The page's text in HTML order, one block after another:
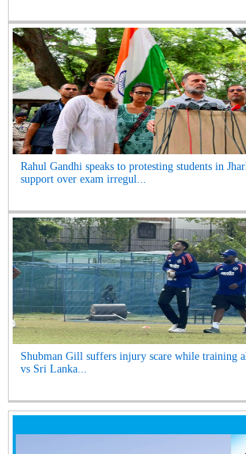
Rahul Gandhi speaks to protesting students in
support over exam irregul...
Shubman Gill suffers injury scare while training
vs Sri Lanka...